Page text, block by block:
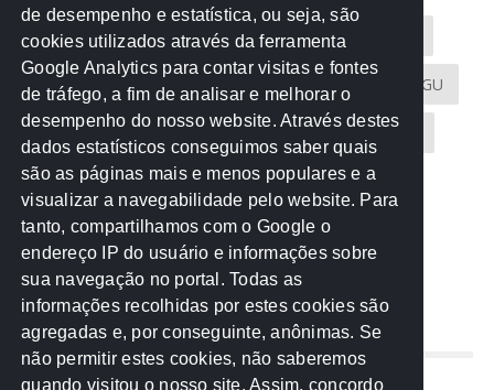
Acontece na Rede AGU AMM
Atricon Audicom CAU-MT CGU
CREA-MT Eventos MPC-MT MPE-MT
MPF Notícias PF PGE-MT PGR
Receita Federal Sem categoria
TCE-MT TCU TRE
REDE NOS ESTADOS
de desempenho e estatística, ou seja, são
cookies utilizados através da ferramenta
Google Analytics para contar visitas e fontes
de tráfego, a fim de analisar e melhorar o
desempenho do nosso website. Através destes
dados estatísticos conseguimos saber quais
são as páginas mais e menos populares e a
visualizar a navegabilidade pelo website. Para
tanto, compartilhamos com o Google o
endereço IP do usuário e informações sobre
sua navegação no portal. Todas as
informações recolhidas por estes cookies são
agregadas e, por conseguinte, anônimas. Se
não permitir estes cookies, não saberemos
quando visitou o nosso site. Assim, concordo